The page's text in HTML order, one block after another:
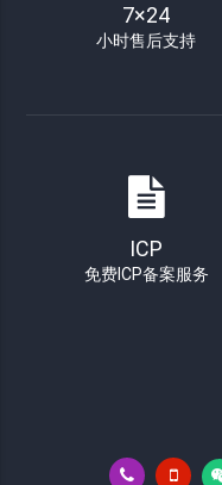
7×24
小时售后支持
ICP
免费ICP备案服务